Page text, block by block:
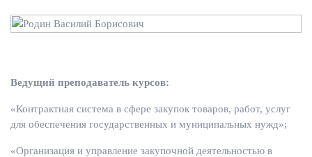
Ведущий преподаватель курсов:
«Контрактная система в сфере закупок товаров, работ, услуг
для обеспечения государственных и муниципальных нужд»;
«Организация и управление закупочной деятельностью в